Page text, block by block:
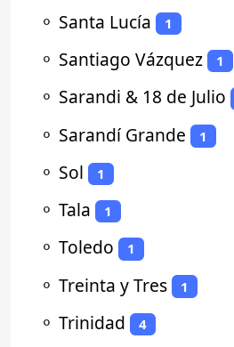
⚬ Santa Lucía 1
⚬ Santiago Vázquez 1
⚬ Sarandi & 18 de Julio
⚬ Sarandí Grande 1
⚬ Sol 1
⚬ Tala 1
⚬ Toledo 1
⚬ Treinta y Tres 1
⚬ Trinidad 4